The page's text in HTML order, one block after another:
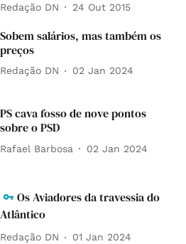
Redação DN 24 Out 2015
Sobem salários, mas também os
preços
Redação DN 02 Jan 2024
PS cava fosso de nove pontos
sobre o PSD
Rafael Barbosa 02 Jan 2024
Os Aviadores da travessia do
Atlântico
Redação DN 01 Jan 2024